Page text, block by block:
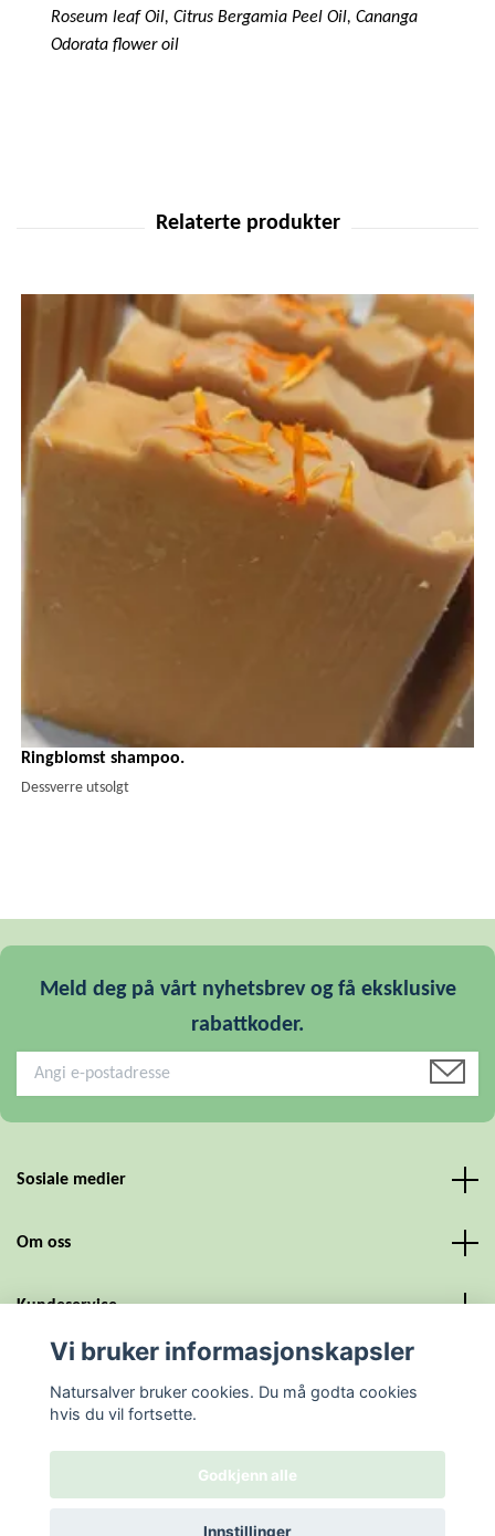
Roseum leaf Oil, Citrus Bergamia Peel Oil, Cananga
Odorata flower oil
Ringblomst shampoo.
Dessverre utsolgt
Meld deg på vårt nyhetsbrev og få eksklusive
rabattkoder.
Sosiale medier
Om oss
Kundeservice
© 2026 NatursalverPowered by Quickbutik
Vi bruker informasjonskapsler
Natursalver bruker cookies. Du må godta cookies
hvis du vil fortsette.
Godkjenn alle
Innstillinger